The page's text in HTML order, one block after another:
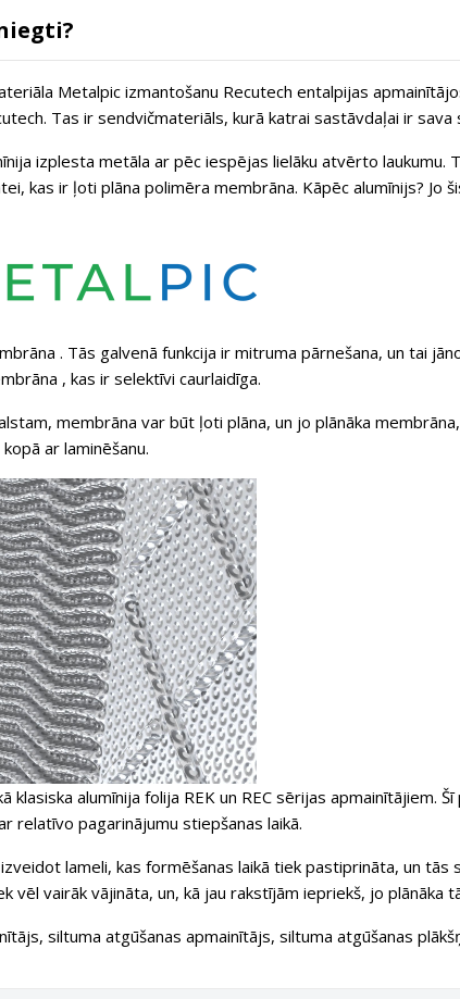
Metalpicizmantošanu Recutech entalpijas
Tas ir sendvičmateriāls, kurā katrai sastāvdaļai ir sava
izplesta metāla ar pēc iespējas lielāku atvērto laukumu.
kas ir ļoti plāna polimēra membrāna. Kāpēc alumīnijs? Jo
. Tās galvenā funkcija ir mitruma pārnešana, un tai
, kas ir selektīvi caurlaidīga.
membrāna var būt ļoti plāna, un jo plānāka membrāna,
ar laminēšanu.
alumīnija folija REK un REC sērijas apmainītājiem.
relatīvo pagarinājumu stiepšanas laikā.
lameli, kas formēšanas laikā tiek pastiprināta, un tās
vēl vairāk vājināta, un, kā jau rakstījām iepriekš, jo plānāka
siltuma atgūšanas apmainītājs, siltuma atgūšanas